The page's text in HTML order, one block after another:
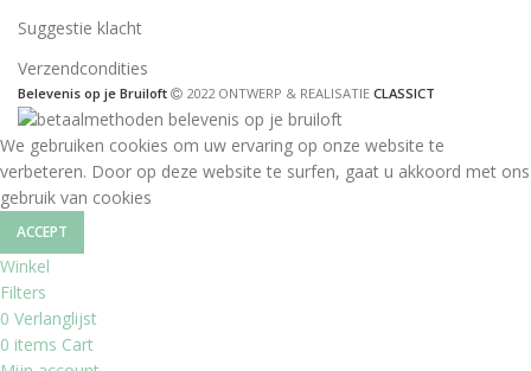
Suggestie klacht
Verzendcondities
Belevenis op je Bruiloft 2022 ONTWERP & REALISATIE CLASSICT
We gebruiken cookies om uw ervaring op onze website te
verbeteren. Door op deze website te surfen, gaat u akkoord met ons
gebruik van cookies
ACCEPT
Winkel
Filters
0 Verlanglijst
0 items Cart